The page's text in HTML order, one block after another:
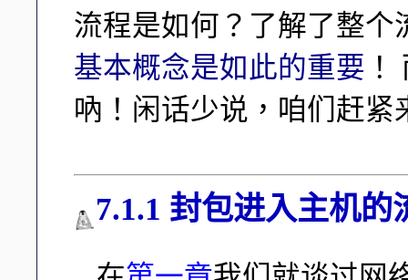
流程是如何？了解了整个
基本概念是如此的重要
吶！闲话少说，咱们赶紧
7.1.1 封包进入主机的